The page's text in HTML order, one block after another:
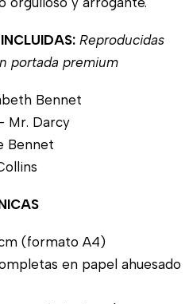
Reproducidas
portada premium
Bennet
Mr. Darcy
Bennet
(formato A4)
en papel ahuesado